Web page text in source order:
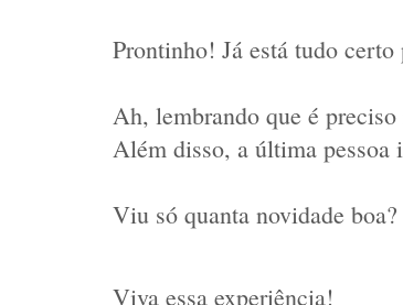
Prontinho! Já está tudo certo
Ah, lembrando que é
Além disso, a última pessoa
Viu só quanta novidade
Viva essa experiência!